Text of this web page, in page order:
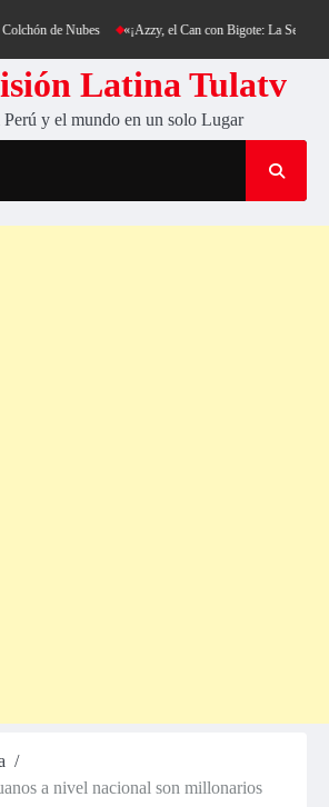
de Nubes «¡Azzy, el Can con Bigote: La Sensación
Latina Tulatv
y el mundo en un solo Lugar
a nivel nacional son millonarios